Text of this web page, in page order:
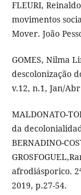
FLEURI,
movimentos
Mover. João
GOMES, Nilma
descolonização
v.12, n.1, Jan/
MALDONATO-
da
BERNADINO-
afrodiásporico.
2019, p.27-54.